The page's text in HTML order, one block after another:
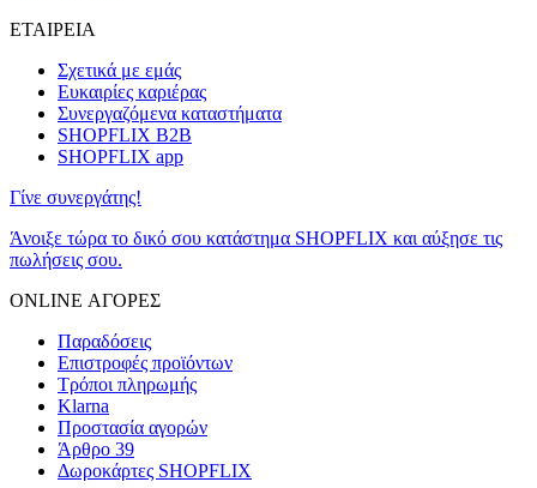
ΕΤΑΙΡΕΙΑ
Σχετικά με εμάς
Ευκαιρίες καριέρας
Συνεργαζόμενα καταστήματα
SHOPFLIX B2B
SHOPFLIX app
Γίνε συνεργάτης!
Άνοιξε τώρα το δικό σου κατάστημα SHOPFLIX και αύξησε τις
πωλήσεις σου.
ONLINE ΑΓΟΡΕΣ
Παραδόσεις
Επιστροφές προϊόντων
Τρόποι πληρωμής
Klarna
Προστασία αγορών
Άρθρο 39
Δωροκάρτες SHOPFLIX